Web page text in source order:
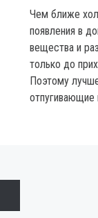
Чем ближе
появления в
вещества и
только до
Поэтому
отпугивающие